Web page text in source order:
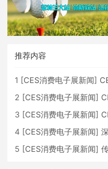
推荐内容
1 [CES消费电子展新闻]
2 [CES消费电子展新闻]
3 [CES消费电子展新闻]
4 [CES消费电子展新闻]
5 [CES消费电子展新闻] 传